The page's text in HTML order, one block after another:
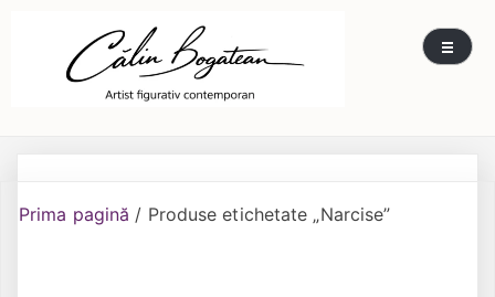
Călin Bogătean
Picturi originale, icoane contemporane pe lemn
și sticlă, portrete și restaurare artă – Călin
Bogătean
Prima pagină / Produse etichetate „Narcise”